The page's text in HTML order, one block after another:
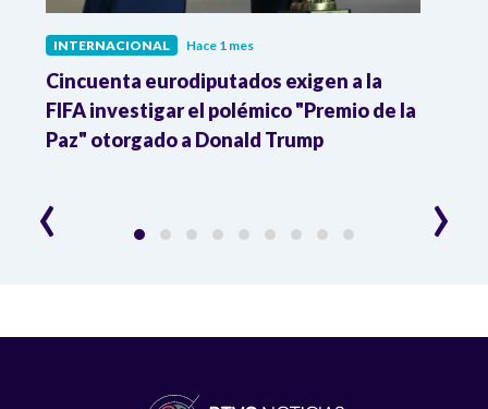
INTERNACIONAL Hace 1 mes
Cincuenta eurodiputados exigen a la
FIFA investigar el polémico "Premio de la
Paz" otorgado a Donald Trump
‹ ›